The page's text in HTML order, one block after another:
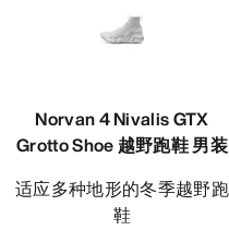
Norvan 4 Nivalis GTX
Grotto Shoe 越野跑鞋 男装
适应多种地形的冬季越野跑
鞋